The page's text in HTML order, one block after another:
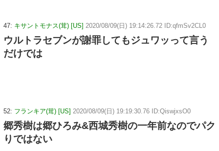
47: キサントモナス(茸) [US] 2020/08/09(日) 19:14:26.72 ID:qfmSv2CL0
ウルトラセブンが謝罪してもジュワッって言う
だけでは
52: フランキア(茸) [US] 2020/08/09(日) 19:19:30.76 ID:QiswjxsO0
郷秀樹は郷ひろみ&西城秀樹の一年前なのでパク
りではない